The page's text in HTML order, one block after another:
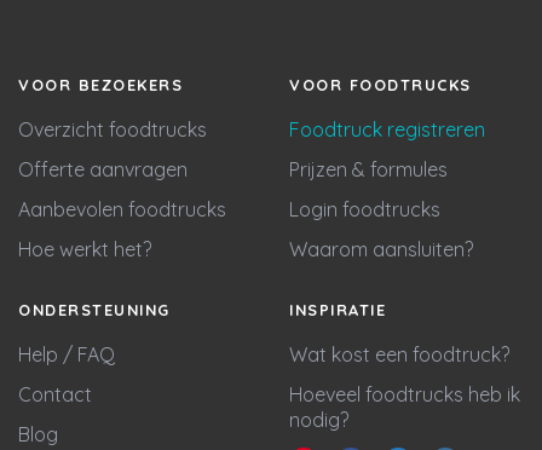
VOOR BEZOEKERS
Overzicht foodtrucks
Offerte aanvragen
Aanbevolen foodtrucks
Hoe werkt het?
VOOR FOODTRUCKS
Foodtruck registreren
Prijzen & formules
Login foodtrucks
Waarom aansluiten?
ONDERSTEUNING
Help / FAQ
Contact
Blog
INSPIRATIE
Wat kost een foodtruck?
Hoeveel foodtrucks heb ik
nodig?